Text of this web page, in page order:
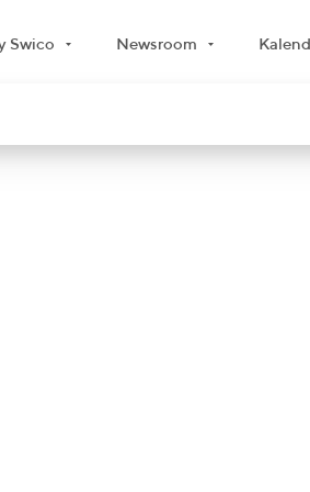
Swico Newsroom